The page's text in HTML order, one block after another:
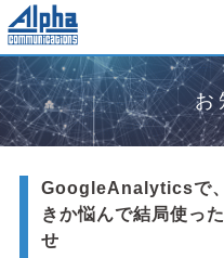
お
GoogleAnalyticsで
きか悩んで結局使っ
せ